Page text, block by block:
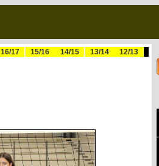
12/13
13/14
14/15
15/16
16/17